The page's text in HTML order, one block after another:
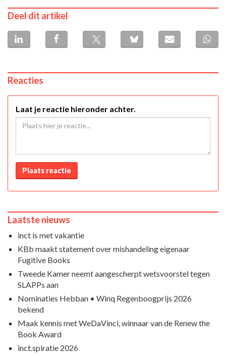
Deel dit artikel
Reacties
Laat je reactie hieronder achter.
Plaats reactie
Laatste nieuws
inct is met vakantie
KBb maakt statement over mishandeling eigenaar
Fugitive Books
Tweede Kamer neemt aangescherpt wetsvoorstel tegen
SLAPPs aan
Nominaties Hebban • Winq Regenboogprijs 2026
bekend
Maak kennis met WeDaVinci, winnaar van de Renew the
Book Award
inct.spiratie 2026